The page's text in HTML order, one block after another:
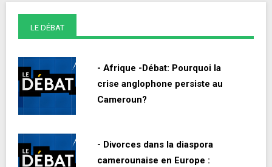
LE DÉBAT
- Afrique -Débat: Pourquoi la
crise anglophone persiste au
Cameroun?
- Divorces dans la diaspora
camerounaise en Europe :